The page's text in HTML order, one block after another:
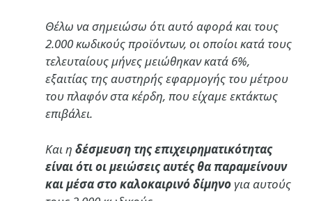
Θέλω να σημειώσω ότι αυτό αφορά και τους
2.000 κωδικούς προϊόντων, οι οποίοι κατά τους
τελευταίους μήνες μειώθηκαν κατά 6%,
εξαιτίας της αυστηρής εφαρμογής του μέτρου
του πλαφόν στα κέρδη, που είχαμε εκτάκτως
επιβάλει.
Και η δέσμευση της επιχειρηματικότητας
είναι ότι οι μειώσεις αυτές θα παραμείνουν
και μέσα στο καλοκαιρινό δίμηνο για αυτούς